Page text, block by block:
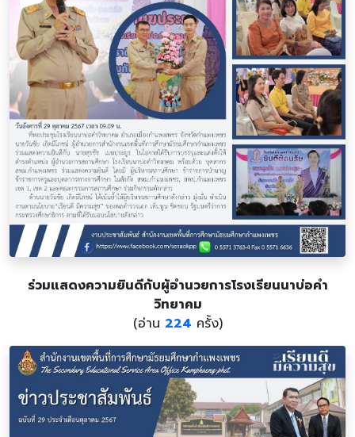
ร่วมแสดงความยินดีกับผู้อำนวยการโรงเรียนนาบ่อคำ
วิทยาคม
(อ่าน 224 ครั้ง)